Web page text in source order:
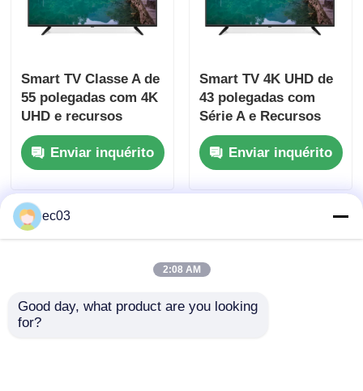
o hd conduziu a tevê
TV LED 4K
Monitor de computador
Televisão à prova d'água
TV QLED
Smart TV Classe A de
55 polegadas com 4K
UHD e recursos
inteligentes
Enviar inquérito
Smart TV 4K UHD de
43 polegadas com
Série A e Recursos
Inteligentes
Enviar inquérito
ec03
2:08 AM
Good day, what product are you looking
for?